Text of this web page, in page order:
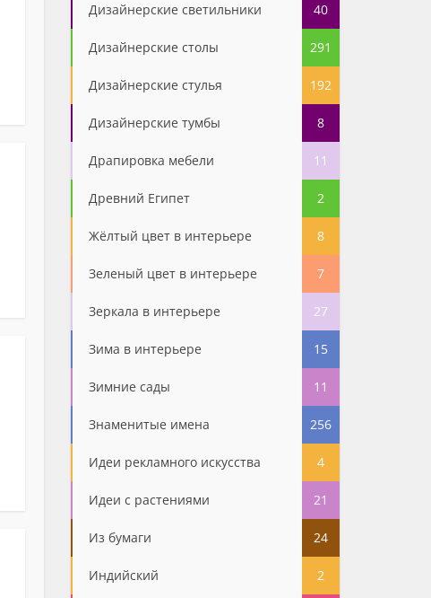
Дизайнерские светильники 40
Дизайнерские столы 291
Дизайнерские стулья 192
Дизайнерские тумбы 8
Драпировка мебели 11
Древний Египет 2
Жёлтый цвет в интерьере 8
Зеленый цвет в интерьере 7
Зеркала в интерьере 27
Зима в интерьере 15
Зимние сады 11
Знаменитые имена 256
Идеи рекламного искусства 4
Идеи с растениями 21
Из бумаги 24
Индийский 2